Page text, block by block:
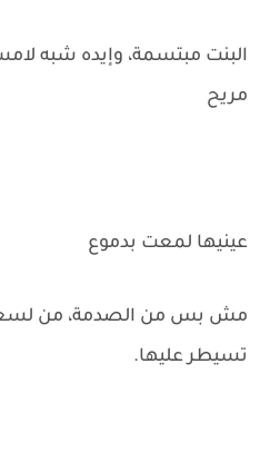
البنت مبتسمة، وإيده شبه
مريح
عينيها لمعت بدموع
مش بس من الصدمة، من
تسيطر عليها.